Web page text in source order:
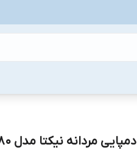
دمپایی مردانه نیکتا مدل DB.1080